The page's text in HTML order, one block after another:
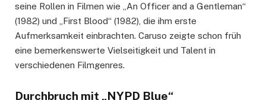
seine Rollen in Filmen wie „An Officer and a Gentleman“
(1982) und „First Blood“ (1982), die ihm erste
Aufmerksamkeit einbrachten. Caruso zeigte schon früh
eine bemerkenswerte Vielseitigkeit und Talent in
verschiedenen Filmgenres.
Durchbruch mit „NYPD Blue“